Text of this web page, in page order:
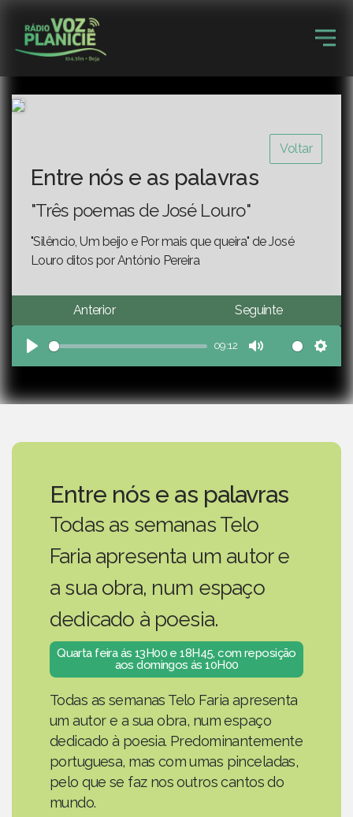
Voltar
Entre nós e as palavras
"Três poemas de José Louro"
"Silêncio, Um beijo e Por mais que queira" de José
Louro ditos por António Pereira
Anterior Seguinte
Play
09:12
Mute
Entre nós e as palavras
Todas as semanas Telo
Faria apresenta um autor e
a sua obra, num espaço
dedicado à poesia.
Quarta feira ás 13H00 e 18H45, com reposição
aos domingos ás 10H00
Todas as semanas Telo Faria apresenta
um autor e a sua obra, num espaço
dedicado à poesia. Predominantemente
portuguesa, mas com umas pinceladas,
pelo que se faz nos outros cantos do
mundo.